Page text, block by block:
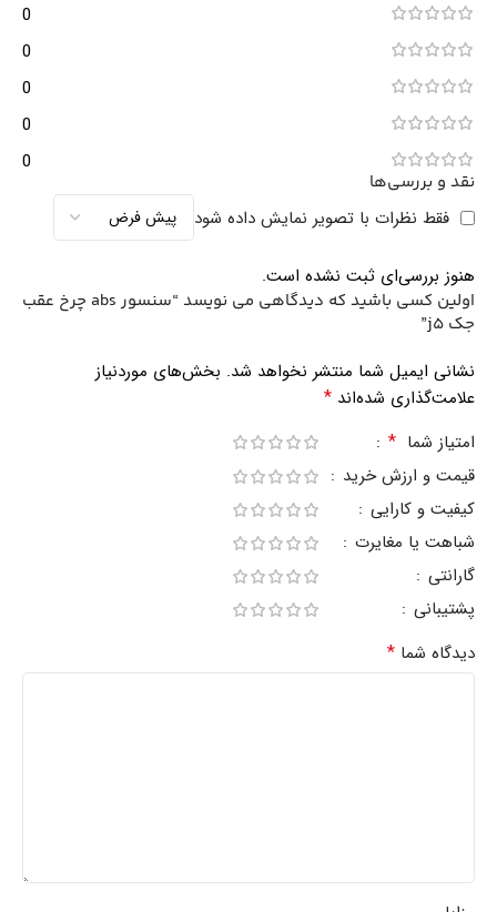
0
0
0
0
0
نقد و بررسی‌ها
فقط نظرات با تصویر نمایش داده شود
هنوز بررسی‌ای ثبت نشده است.
اولین کسی باشید که دیدگاهی می نویسد “سنسور abs چرخ عقب
جک j5”
نشانی ایمیل شما منتشر نخواهد شد. بخش‌های موردنیاز
علامت‌گذاری شده‌اند *
امتیاز شما *
قیمت و ارزش خرید
کیفیت و کارایی
شباهت یا مغایرت
گارانتی
پشتیبانی
دیدگاه شما *